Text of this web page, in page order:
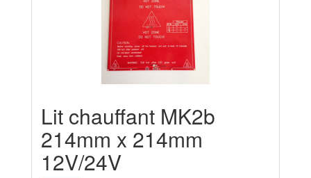
Lit chauffant MK2b
214mm x 214mm
12V/24V